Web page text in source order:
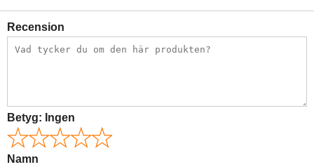
Recension
Betyg: Ingen
Namn